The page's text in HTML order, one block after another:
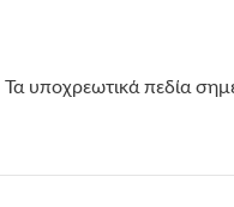
Τα υποχρεωτικά πεδία